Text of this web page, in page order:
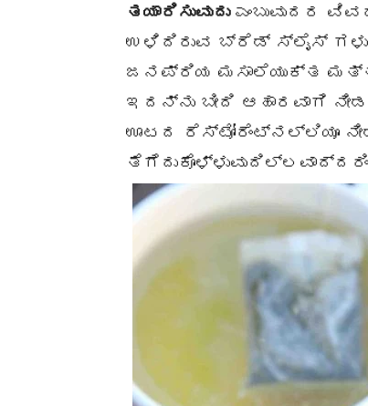
ತಯಾರಿಸುವುದು ಎಂಬುವುದರ
ಉಳಿದಿರುವ ಬ್ರೆಡ್ ಸ್ಲೈಸ್ ಗಳು
ಜನಪ್ರಿಯ ಮಸಾಲೆಯುಕ್ತ ಮತ್ತು
ಇದನ್ನು ಬೀದಿ ಆಹಾರವಾಗಿ
ಊಟದ ರೆಸ್ಟೋರೆಂಟ್‌ನಲ್ಲಿಯೂ